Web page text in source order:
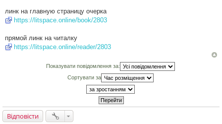
линк на главную страницу очерка
https://litspace.online/book/2803
прямой линк на читалку
https://litspace.online/reader/2803
Показувати повідомлення за:
Сортувати за
Відповісти